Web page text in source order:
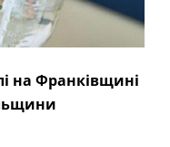
на Франківщині